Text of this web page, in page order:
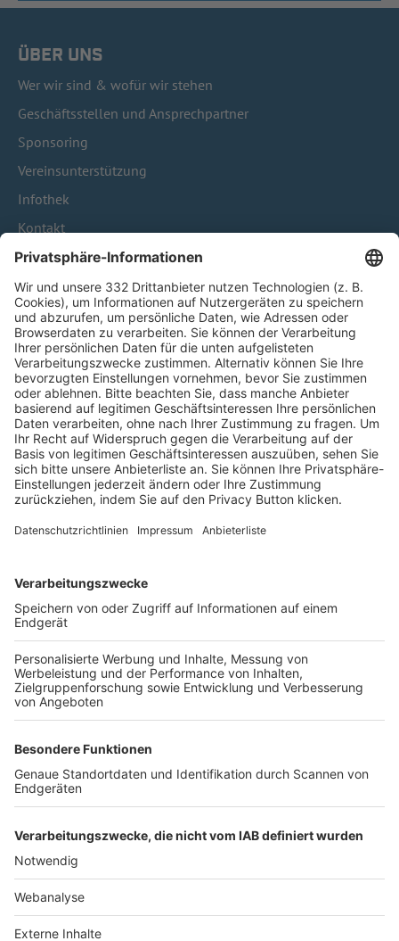
ÜBER UNS
Wer wir sind & wofür wir stehen
Geschäftsstellen und Ansprechpartner
Sponsoring
Vereinsunterstützung
Infothek
Kontakt
HÄUFIG BESUCHTE SEITEN
Pässe und Vereinswechsel
Trainerausbildung
Schulungsangebot Vereinsmitarbeiter
BFV-Geschäftsstellen
Trainerbörse
Login SpielPlus
FOLGE DEM BFV
TOP-VEREINE
TOP-PARTNER
Nutzungsbedingungen Datenschutz Impressum